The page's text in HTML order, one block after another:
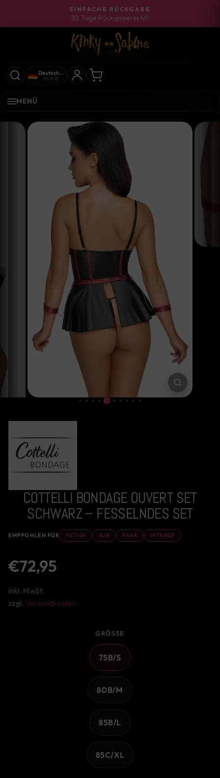
Inhalt
Pause
Diashow
EINFACHE RÜCKGABE
30 Tage Rückgaberecht!
Deutschland
EUR €
MENÜ
ESC)
COTTELLI BONDAGE OUVERT SET
SCHWARZ – FESSELNDES SET
EMPFOHLEN FÜR FETISH SUB PAAR INTENSE
€72,95
inkl. MwSt.
zzgl. Versandkosten
GRÖSSE
75B/S
80B/M
85B/L
85C/XL